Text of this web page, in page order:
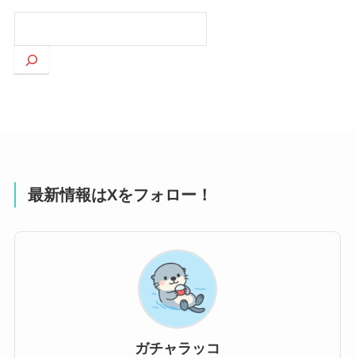
索
最新情報はXをフォロー！
ガチャラッコ